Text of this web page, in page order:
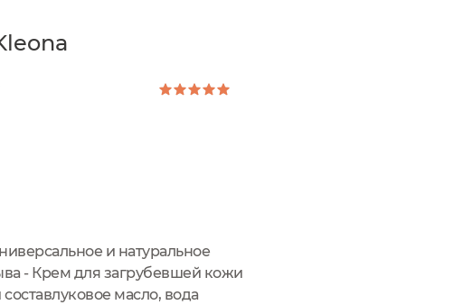
и натуральное
- Крем для загрубевшей кожи
масло, вода